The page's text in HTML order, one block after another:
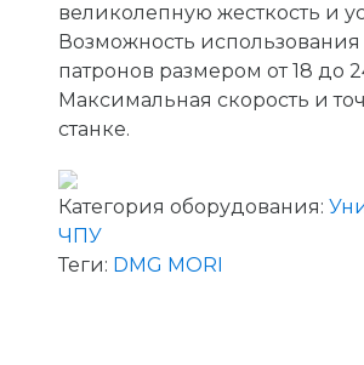
великолепную жесткость и
Возможность
патронов размером от 18 до
Максимальная скорость и
станке.
Категория оборудования:
ЧПУ
Теги: DMG MORI